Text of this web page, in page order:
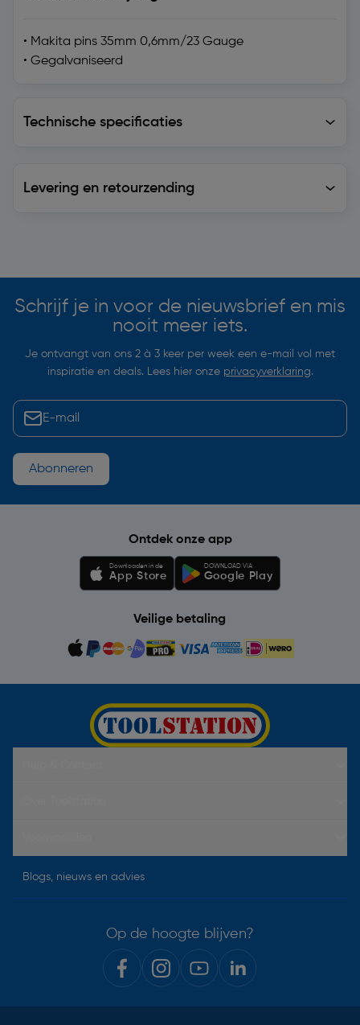
• Makita pins 35mm 0,6mm/23 Gauge
• Gegalvaniseerd
Technische specificaties
Levering en retourzending
Schrijf je in voor de nieuwsbrief en mis
nooit meer iets.
Je ontvangt van ons 2 à 3 keer per week een e-mail vol met
inspiratie en deals. Lees hier onze privacyverklaring.
Abonneren
Ontdek onze app
Downloaden in de
App Store
DOWNLOAD VIA
Google Play
Veilige betaling
Blogs, nieuws en advies
Op de hoogte blijven?